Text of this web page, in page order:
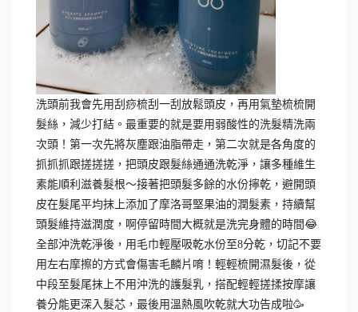
洗頭前我會先用刮痧梳刮一刮放鬆頭皮，再用氣墊梳梳開
髮絲，減少打結。最重要的就是要用弱酸性的洗髮精洗兩
次頭！第一次先將灰塵跟油脂帶走，第二次就是各角度的
抓抓抓跟搓搓搓，把頭皮跟髮絲通通洗乾淨，讓多種維生
素能順利滋養髮根～接著把頭髮多餘的水份擰乾，避開頭
皮在髮尾平均抹上添加了摩洛哥堅果油的潤髮素，持續幫
頭髮維持滋潤度，啊停留時間大概就是洗完身體的時間😂
全部沖洗乾淨後，用毛巾輕壓吸乾水份至8分乾，切記不要
用左右摩擦的方式會傷害毛麟片唷！輕輕梳開濕髮後，從
中段至髮尾抹上不用沖洗的護髮乳，搭配輕輕搓揉按摩讓
養分能更深入髮芯，最後用溫熱風吹乾就大功告成啦🥳